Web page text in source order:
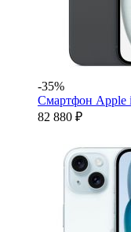
-35%
Смартфон Apple
82 880 ₽